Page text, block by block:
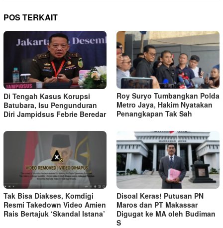
POS TERKAIT
Di Tengah Kasus Korupsi
Batubara, Isu Pengunduran
Diri Jampidsus Febrie Beredar
Roy Suryo Tumbangkan Polda
Metro Jaya, Hakim Nyatakan
Penangkapan Tak Sah
Tak Bisa Diakses, Komdigi
Resmi Takedown Video Amien
Rais Bertajuk ‘Skandal Istana’
Disoal Keras! Putusan PN
Maros dan PT Makassar
Digugat ke MA oleh Budiman
S